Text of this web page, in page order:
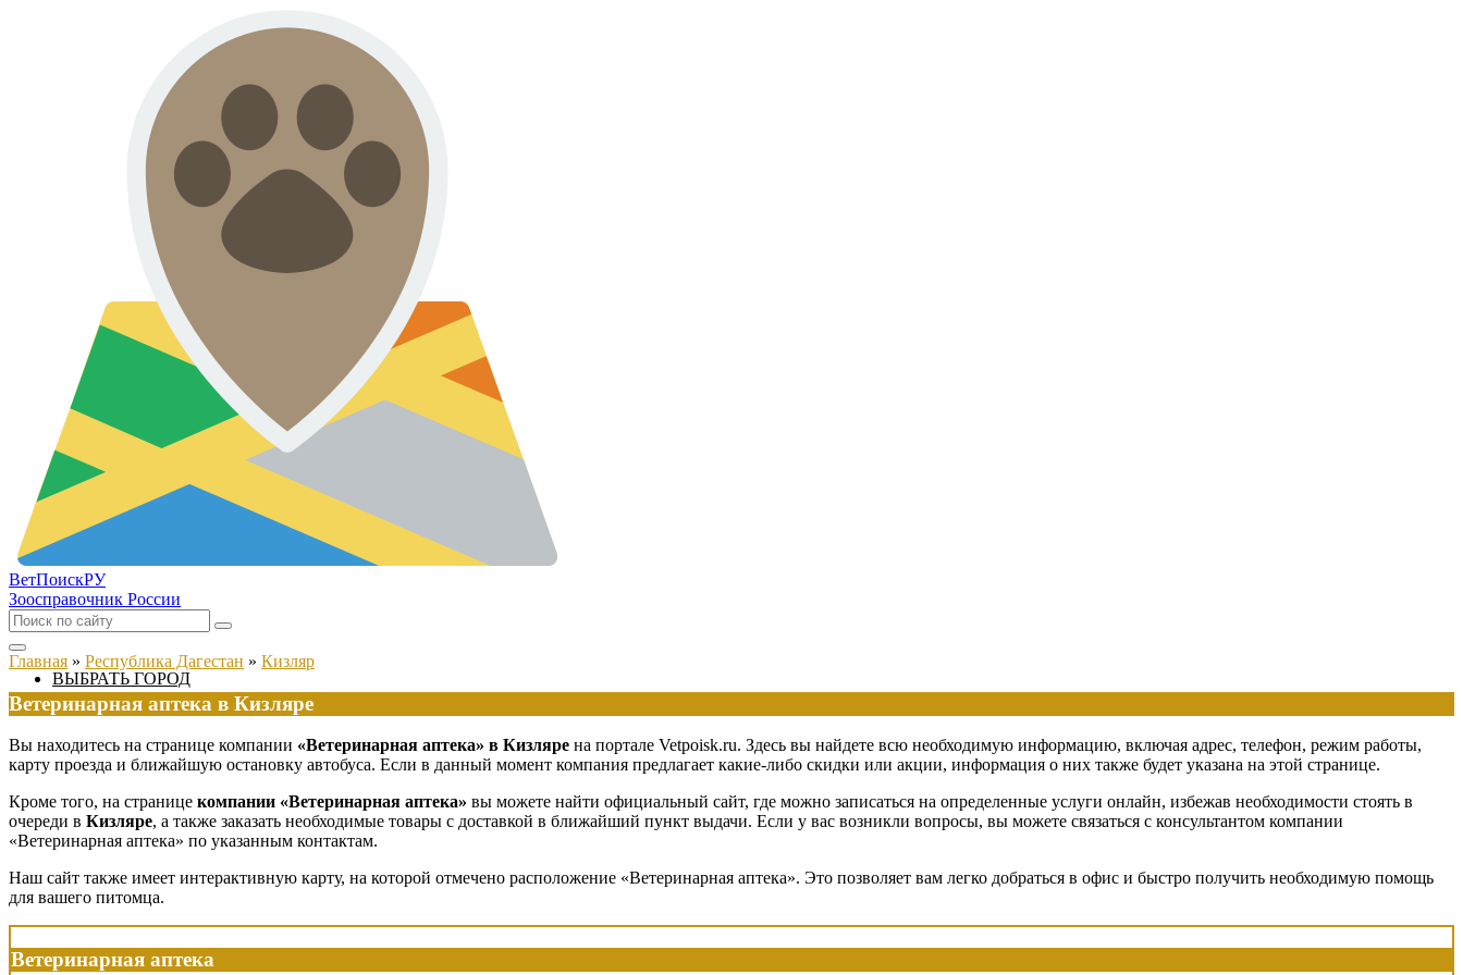
ВетПоискРУ
Зоосправочник России
ВЫБРАТЬ ГОРОД
Главная » Республика Дагестан » Кизляр
Ветеринарная аптека в Кизляре
Вы находитесь на странице компании «Ветеринарная аптека» в Кизляре на портале Vetpoisk.ru. Здесь вы найдете всю необходимую информацию, включая адрес, телефон, режим работы,
карту проезда и ближайшую остановку автобуса. Если в данный момент компания предлагает какие-либо скидки или акции, информация о них также будет указана на этой странице.
Кроме того, на странице компании «Ветеринарная аптека» вы можете найти официальный сайт, где можно записаться на определенные услуги онлайн, избежав необходимости стоять в
очереди в Кизляре, а также заказать необходимые товары с доставкой в ближайший пункт выдачи. Если у вас возникли вопросы, вы можете связаться с консультантом компании
«Ветеринарная аптека» по указанным контактам.
Наш сайт также имеет интерактивную карту, на которой отмечено расположение «Ветеринарная аптека». Это позволяет вам легко добраться в офис и быстро получить необходимую помощь
для вашего питомца.
Ветеринарная аптека